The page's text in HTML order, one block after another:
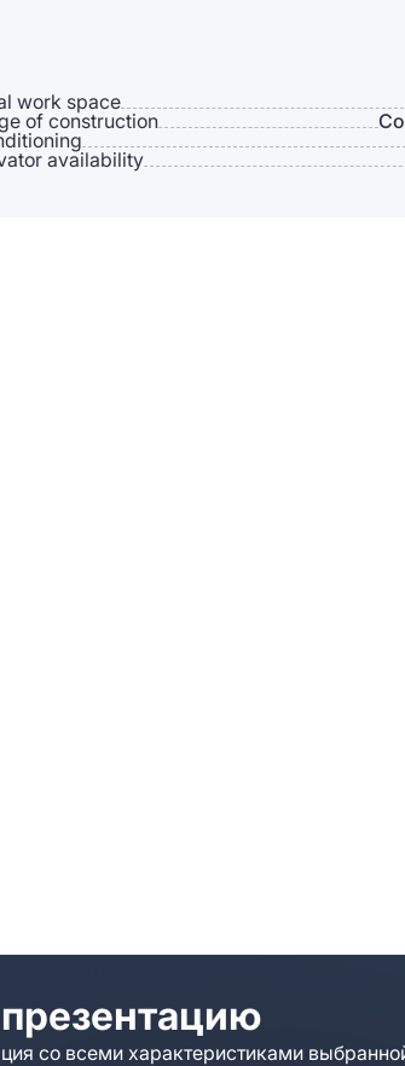
work space
of construction
availability
со всеми характеристиками